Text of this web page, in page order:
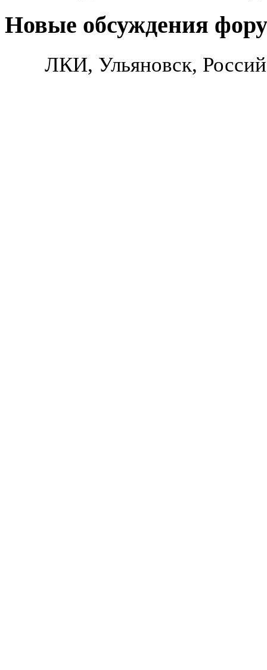
Новые обсуждения
ЛКИ, Ульяновск,